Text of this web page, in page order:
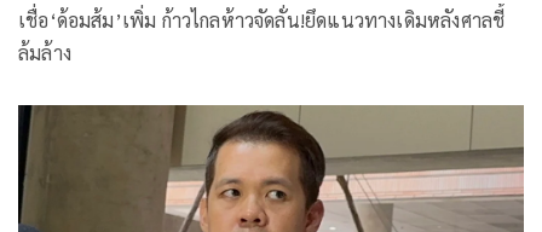
เชื่อ‘ด้อมส้ม’เพิ่ม ก้าวไกลห้าวจัดลั่น!ยึดแนวทางเดิมหลังศาลชี้
ล้มล้าง